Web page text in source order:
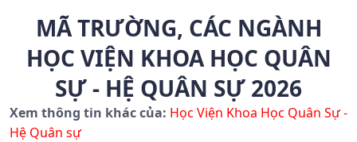
MÃ TRƯỜNG, CÁC NGÀNH
HỌC VIỆN KHOA HỌC QUÂN
SỰ - HỆ QUÂN SỰ 2026
Xem thông tin khác của: Học Viện Khoa Học Quân Sự -
Hệ Quân sự